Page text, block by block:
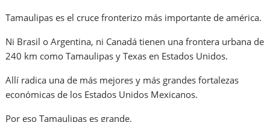
Tamaulipas es el cruce fronterizo más importante de américa.
Ni Brasil o Argentina, ni Canadá tienen una frontera urbana de
240 km como Tamaulipas y Texas en Estados Unidos.
Allí radica una de más mejores y más grandes fortalezas
económicas de los Estados Unidos Mexicanos.
Por eso Tamaulipas es grande.